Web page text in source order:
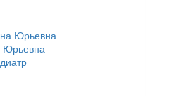
Юрьевна